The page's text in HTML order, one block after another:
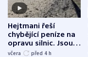
Hejtmani řeší
chybějící peníze na
opravu silnic. Jsou
nenárokové, namítá
včera před 4 h